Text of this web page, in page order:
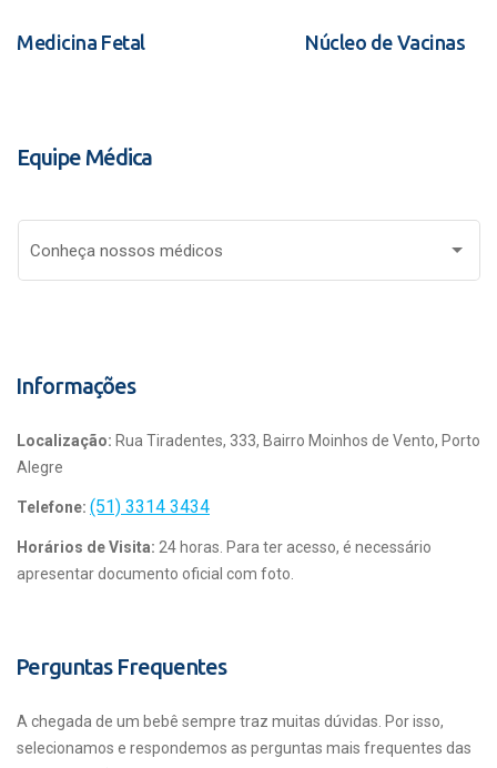
Medicina Fetal Núcleo de Vacinas
Equipe Médica
Conheça nossos médicos
Informações
Localização: Rua Tiradentes, 333, Bairro Moinhos de Vento, Porto
Alegre
Telefone: (51) 3314 3434
Horários de Visita: 24 horas. Para ter acesso, é necessário
apresentar documento oficial com foto.
Perguntas Frequentes
A chegada de um bebê sempre traz muitas dúvidas. Por isso,
selecionamos e respondemos as perguntas mais frequentes das